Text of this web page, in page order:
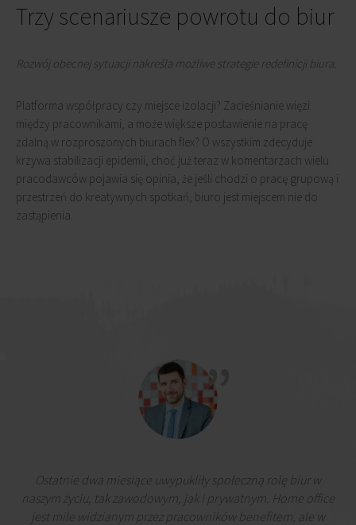
Trzy scenariusze powrotu do biur
Rozwój obecnej sytuacji nakreśla możliwe strategie redefinicji biura.
Platforma współpracy czy miejsce izolacji? Zacieśnianie więzi
między pracownikami, a może większe postawienie na pracę
zdalną w rozproszonych biurach flex? O wszystkim zdecyduje
krzywa stabilizacji epidemii, choć już teraz w komentarzach wielu
pracodawców pojawia się opinia, że jeśli chodzi o pracę grupową i
przestrzeń do kreatywnych spotkań, biuro jest miejscem nie do
zastąpienia.
Ostatnie dwa miesiące uwypukliły społeczną rolę biur w
naszym życiu, tak zawodowym, jak i prywatnym. Home office
jest mile widzianym przez pracowników benefitem, ale w